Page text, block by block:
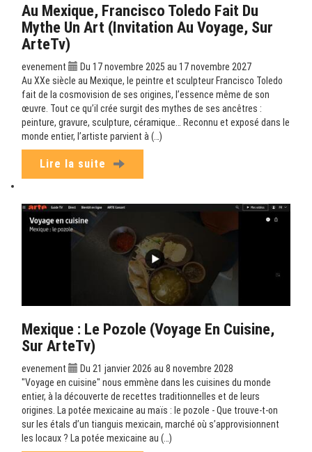
Au Mexique, Francisco Toledo Fait Du
Mythe Un Art (Invitation Au Voyage, Sur
ArteTv)
evenement
Du 17 novembre 2025 au 17 novembre 2027
Au XXe siècle au Mexique, le peintre et sculpteur Francisco Toledo
fait de la cosmovision de ses origines, l’essence même de son
œuvre. Tout ce qu’il crée surgit des mythes de ses ancêtres :
peinture, gravure, sculpture, céramique… Reconnu et exposé dans le
monde entier, l’artiste parvient à (…)
Lire la suite
Mexique : Le Pozole (Voyage En Cuisine,
Sur ArteTv)
evenement
Du 21 janvier 2026 au 8 novembre 2028
"Voyage en cuisine" nous emmène dans les cuisines du monde
entier, à la découverte de recettes traditionnelles et de leurs
origines. La potée mexicaine au maïs : le pozole - Que trouve-t-on
sur les étals d’un tianguis mexicain, marché où s’approvisionnent
les locaux ? La potée mexicaine au (…)